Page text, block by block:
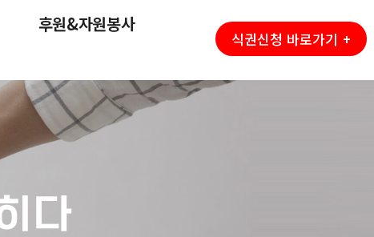
후원&자원봉사
식권신청 바로가기 +
다